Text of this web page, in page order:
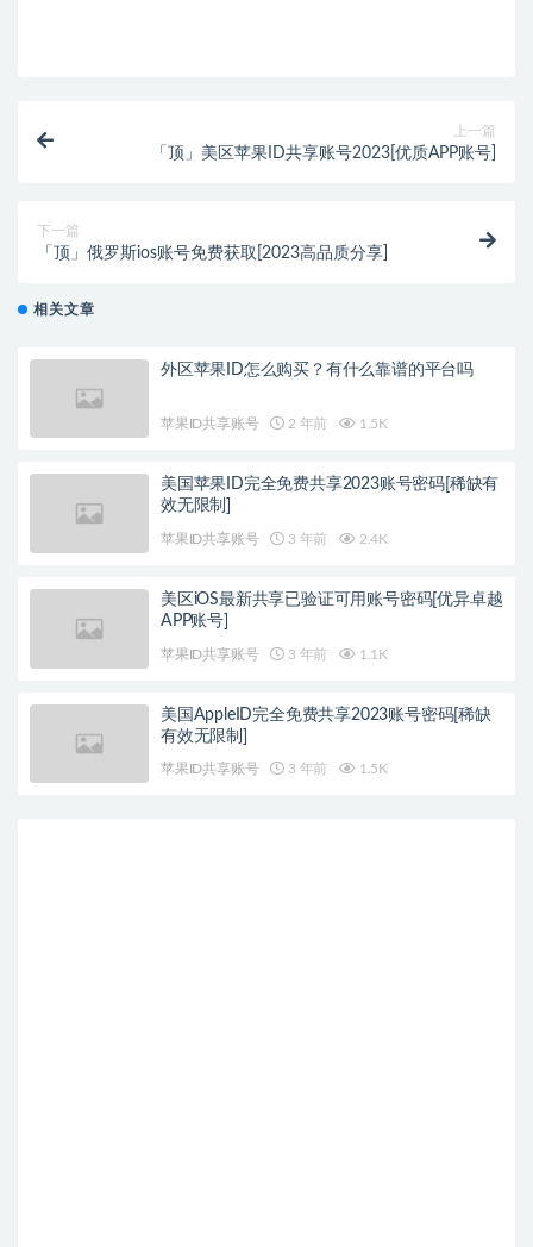
上一篇
「顶」美区苹果ID共享账号2023[优质APP账号]
下一篇
「顶」俄罗斯ios账号免费获取[2023高品质分享]
相关文章
外区苹果ID怎么购买？有什么靠谱的平台吗
苹果ID共享账号 2 年前 1.5K
美国苹果ID完全免费共享2023账号密码[稀缺有
效无限制]
苹果ID共享账号 3 年前 2.4K
美区iOS最新共享已验证可用账号密码[优异卓越
APP账号]
苹果ID共享账号 3 年前 1.1K
美国AppleID完全免费共享2023账号密码[稀缺
有效无限制]
苹果ID共享账号 3 年前 1.5K